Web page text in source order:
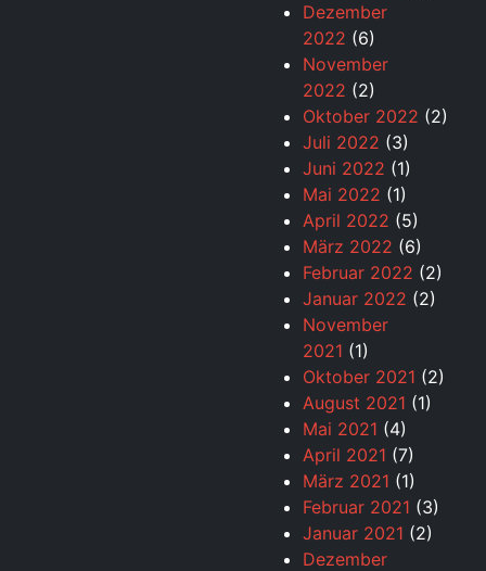
Dezember
2022 (6)
November
2022 (2)
Oktober 2022 (2)
Juli 2022 (3)
Juni 2022 (1)
Mai 2022 (1)
April 2022 (5)
März 2022 (6)
Februar 2022 (2)
Januar 2022 (2)
November
2021 (1)
Oktober 2021 (2)
August 2021 (1)
Mai 2021 (4)
April 2021 (7)
März 2021 (1)
Februar 2021 (3)
Januar 2021 (2)
Dezember